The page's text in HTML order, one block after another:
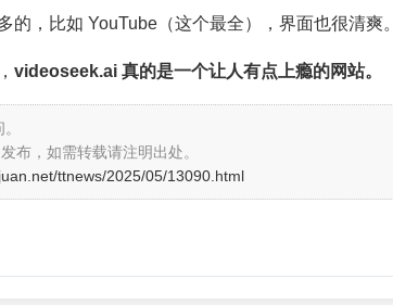
的，比如 YouTube（这个最全），界面也很清爽。
videoseek.ai 真的是一个让人有点上瘾的网站。
发布，如需转载请注明出处。
ttnews/2025/05/13090.html